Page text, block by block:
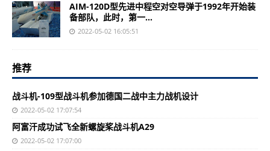
AIM-120D型先进中程空对空导弹于1992年开始装
备部队，此时，第一...
2022-05-02 16:05:51
推荐
战斗机-109型战斗机参加德国二战中主力战机设计
2022-05-02 17:07:54
阿富汗成功试飞全新螺旋桨战斗机A29
2022-05-02 17:07:00